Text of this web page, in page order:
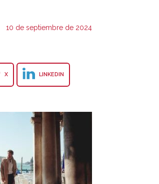
10 de septiembre de 2024
X LINKEDIN